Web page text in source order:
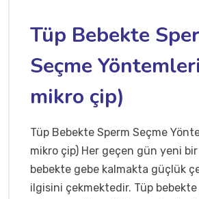
Tüp Bebekte
Seçme
mikro çip)
Tüp Bebekte Sperm Seçme
mikro çip) Her geçen gün yeni
bebekte gebe kalmakta güçlük
ilgisini çekmektedir. Tüp bebekte